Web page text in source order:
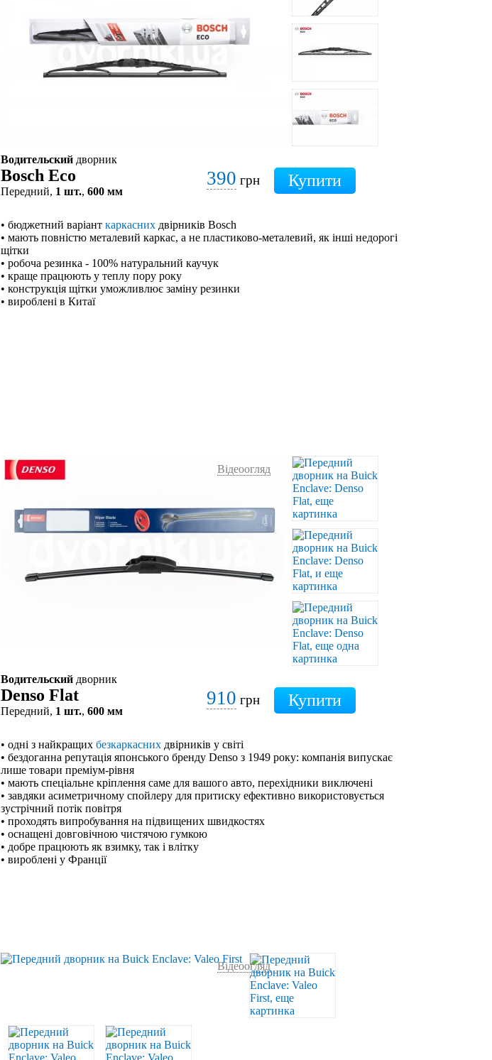
Водительский дворник
Bosch Eco
Передний, 1 шт., 600 мм
390 грн
• бюджетний варіант каркасних двірників Bosch
• мають повністю металевий каркас, а не пластиково-металевий, як інші недорогі
щітки
• робоча резинка - 100% натуральний каучук
• краще працюють у теплу пору року
• конструкція щітки уможливлює заміну резинки
• вироблені в Китаї
Відеоогляд
Водительский дворник
Denso Flat
Передний, 1 шт., 600 мм
910 грн
• одні з найкращих безкаркасних двірників у світі
• бездоганна репутація японського бренду Denso з 1949 року: компанія випускає
лише товари преміум-рівня
• мають спеціальне кріплення саме для вашого авто, перехідники виключені
• завдяки асиметричному спойлеру для притиску ефективно використовується
зустрічний потік повітря
• проходять випробування на підвищених швидкостях
• оснащені довговічною чистячою гумкою
• добре працюють як взимку, так і влітку
• вироблені у Франції
Відеоогляд